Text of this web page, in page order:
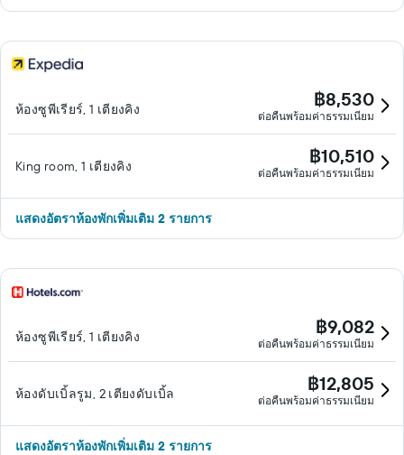
ห้องซูพีเรียร์, 1 เตียงคิง ฿8,530
ต่อคืนพร้อมค่าธรรมเนียม
King room, 1 เตียงคิง ฿10,510
ต่อคืนพร้อมค่าธรรมเนียม
แสดงอัตราห้องพักเพิ่มเติม 2 รายการ
ห้องซูพีเรียร์, 1 เตียงคิง ฿9,082
ต่อคืนพร้อมค่าธรรมเนียม
ห้องดับเบิ้ลรูม, 2 เตียงดับเบิ้ล ฿12,805
ต่อคืนพร้อมค่าธรรมเนียม
แสดงอัตราห้องพักเพิ่มเติม 2 รายการ